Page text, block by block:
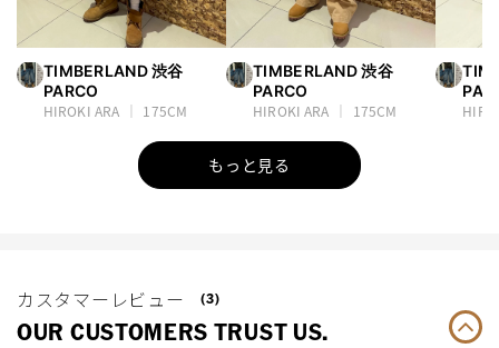
TIMBERLAND 渋谷
PARCO
HIROKI ARA
175CM
TIMBERLAND 渋谷
PARCO
HIROKI ARA
175CM
もっと見る
カスタマーレビュー (3)
OUR CUSTOMERS TRUST US.